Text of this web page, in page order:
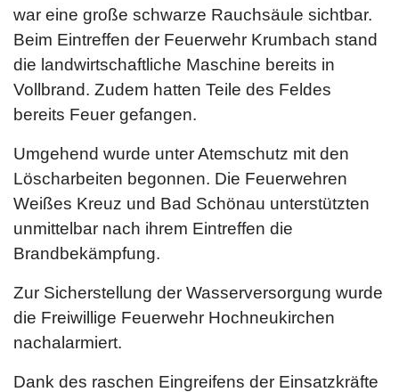
war eine große schwarze Rauchsäule sichtbar.
Beim Eintreffen der Feuerwehr Krumbach stand
die landwirtschaftliche Maschine bereits in
Vollbrand. Zudem hatten Teile des Feldes
bereits Feuer gefangen.
Umgehend wurde unter Atemschutz mit den
Löscharbeiten begonnen. Die Feuerwehren
Weißes Kreuz und Bad Schönau unterstützten
unmittelbar nach ihrem Eintreffen die
Brandbekämpfung.
Zur Sicherstellung der Wasserversorgung wurde
die Freiwillige Feuerwehr Hochneukirchen
nachalarmiert.
Dank des raschen Eingreifens der Einsatzkräfte